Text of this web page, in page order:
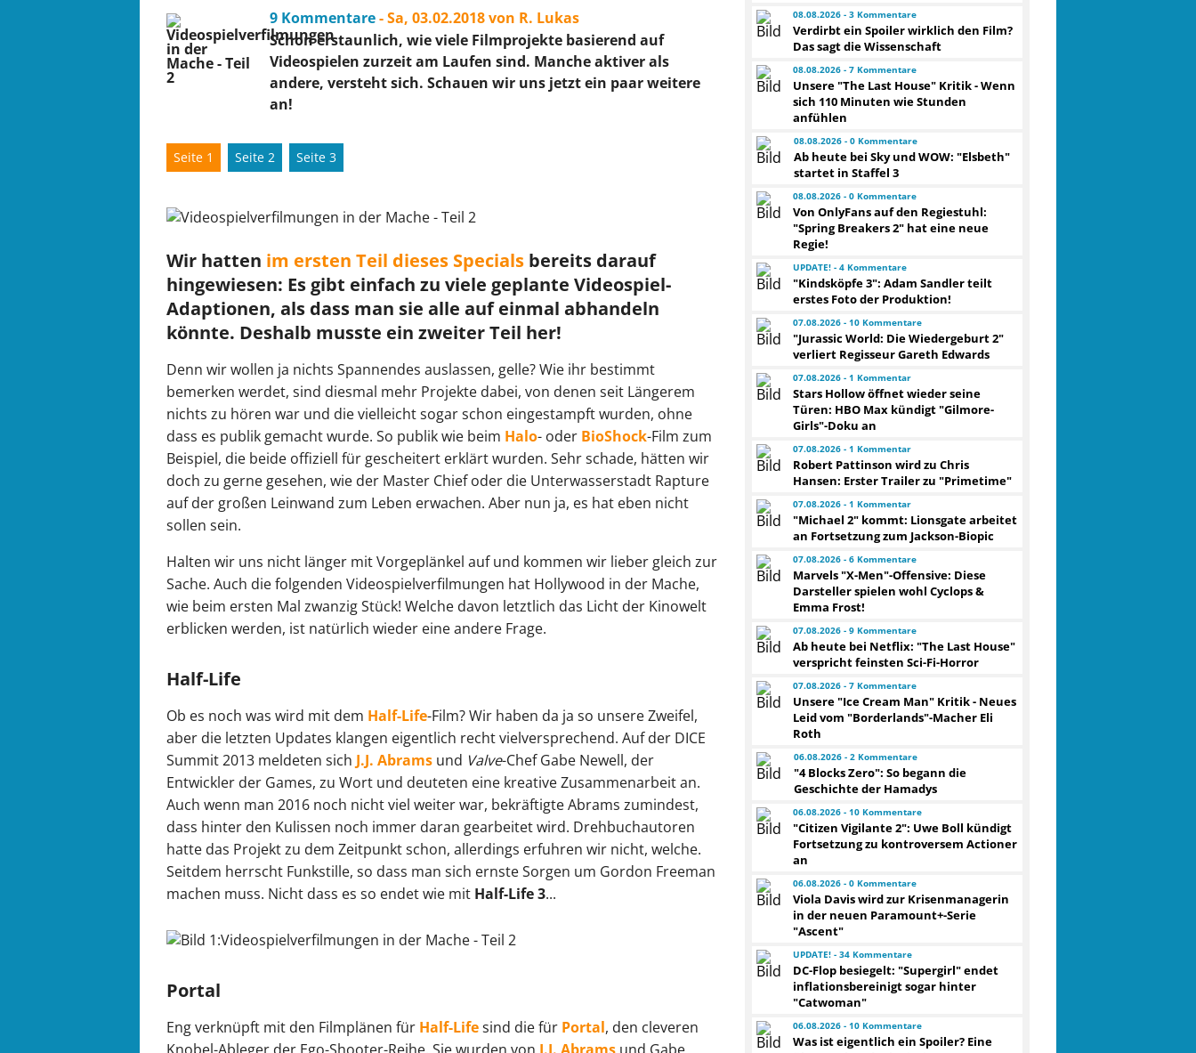
9 Kommentare- Sa, 03.02.2018 von R. Lukas
Schon erstaunlich, wie viele Filmprojekte basierend auf
Videospielen zurzeit am Laufen sind. Manche aktiver als
andere, versteht sich. Schauen wir uns jetzt ein paar weitere
an!
Seite 1 Seite 2 Seite 3
Wir hatten im ersten Teil dieses Specials bereits darauf
hingewiesen: Es gibt einfach zu viele geplante Videospiel-
Adaptionen, als dass man sie alle auf einmal abhandeln
könnte. Deshalb musste ein zweiter Teil her!
Denn wir wollen ja nichts Spannendes auslassen, gelle? Wie ihr bestimmt
bemerken werdet, sind diesmal mehr Projekte dabei, von denen seit Längerem
nichts zu hören war und die vielleicht sogar schon eingestampft wurden, ohne
dass es publik gemacht wurde. So publik wie beim Halo- oder BioShock-Film zum
Beispiel, die beide offiziell für gescheitert erklärt wurden. Sehr schade, hätten wir
doch zu gerne gesehen, wie der Master Chief oder die Unterwasserstadt Rapture
auf der großen Leinwand zum Leben erwachen. Aber nun ja, es hat eben nicht
sollen sein.
Halten wir uns nicht länger mit Vorgeplänkel auf und kommen wir lieber gleich zur
Sache. Auch die folgenden Videospielverfilmungen hat Hollywood in der Mache,
wie beim ersten Mal zwanzig Stück! Welche davon letztlich das Licht der Kinowelt
erblicken werden, ist natürlich wieder eine andere Frage.
Half-Life
Ob es noch was wird mit dem Half-Life-Film? Wir haben da ja so unsere Zweifel,
aber die letzten Updates klangen eigentlich recht vielversprechend. Auf der DICE
Summit 2013 meldeten sich J.J. Abrams und Valve-Chef Gabe Newell, der
Entwickler der Games, zu Wort und deuteten eine kreative Zusammenarbeit an.
Auch wenn man 2016 noch nicht viel weiter war, bekräftigte Abrams zumindest,
dass hinter den Kulissen noch immer daran gearbeitet wird. Drehbuchautoren
hatte das Projekt zu dem Zeitpunkt schon, allerdings erfuhren wir nicht, welche.
Seitdem herrscht Funkstille, so dass man sich ernste Sorgen um Gordon Freeman
machen muss. Nicht dass es so endet wie mit Half-Life 3...
Portal
Eng verknüpft mit den Filmplänen für Half-Lifesind die für Portal, den cleveren
08.08.2026 - 3 Kommentare
Verdirbt ein Spoiler wirklich den Film?
Das sagt die Wissenschaft
08.08.2026 - 7 Kommentare
Unsere "The Last House" Kritik - Wenn
sich 110 Minuten wie Stunden
anfühlen
08.08.2026 - 0 Kommentare
Ab heute bei Sky und WOW: "Elsbeth"
startet in Staffel 3
08.08.2026 - 0 Kommentare
Von OnlyFans auf den Regiestuhl:
"Spring Breakers 2" hat eine neue
Regie!
UPDATE! - 4 Kommentare
"Kindsköpfe 3": Adam Sandler teilt
erstes Foto der Produktion!
07.08.2026 - 10 Kommentare
"Jurassic World: Die Wiedergeburt 2"
verliert Regisseur Gareth Edwards
07.08.2026 - 1 Kommentar
Stars Hollow öffnet wieder seine
Türen: HBO Max kündigt "Gilmore-
Girls"-Doku an
07.08.2026 - 1 Kommentar
Robert Pattinson wird zu Chris
Hansen: Erster Trailer zu "Primetime"
07.08.2026 - 1 Kommentar
"Michael 2" kommt: Lionsgate arbeitet
an Fortsetzung zum Jackson-Biopic
07.08.2026 - 6 Kommentare
Marvels "X-Men"-Offensive: Diese
Darsteller spielen wohl Cyclops &
Emma Frost!
07.08.2026 - 9 Kommentare
Ab heute bei Netflix: "The Last House"
verspricht feinsten Sci-Fi-Horror
07.08.2026 - 7 Kommentare
Unsere "Ice Cream Man" Kritik - Neues
Leid vom "Borderlands"-Macher Eli
Roth
06.08.2026 - 2 Kommentare
"4 Blocks Zero": So begann die
Geschichte der Hamadys
06.08.2026 - 10 Kommentare
"Citizen Vigilante 2": Uwe Boll kündigt
Fortsetzung zu kontroversem Actioner
an
06.08.2026 - 0 Kommentare
Viola Davis wird zur Krisenmanagerin
in der neuen Paramount+-Serie
"Ascent"
UPDATE! - 34 Kommentare
DC-Flop besiegelt: "Supergirl" endet
inflationsbereinigt sogar hinter
"Catwoman"
06.08.2026 - 10 Kommentare
Was ist eigentlich ein Spoiler? Eine